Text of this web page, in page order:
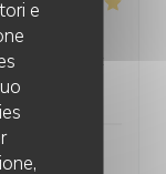
e
/ Prezzo
: